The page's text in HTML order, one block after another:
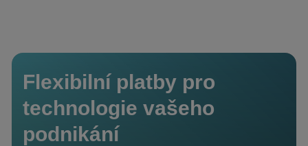
Flexibilní platby pro
technologie vašeho
podnikání